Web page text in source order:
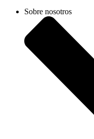
Sobre nosotros